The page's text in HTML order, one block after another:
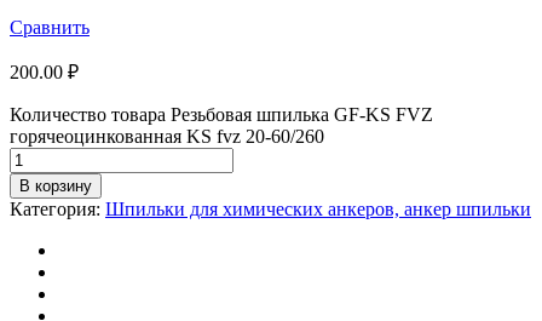
Сравнить
200.00 ₽
Количество товара Резьбовая шпилька GF-KS FVZ
горячеоцинкованная KS fvz 20-60/260
В корзину
Категория: Шпильки для химических анкеров, анкер шпильки